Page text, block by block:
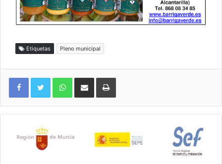
Etiquetas Pleno municipal
WhatsAppCompartir por correo electrónicoImprimir